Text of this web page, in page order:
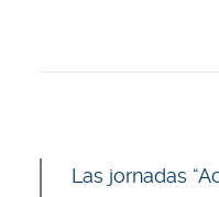
Las jornadas